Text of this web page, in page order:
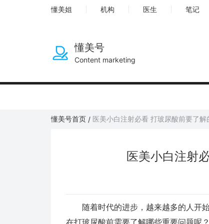
懂美姐 机构 医生 笔记
懂美号
Content marketing
懂美号首页 / 医美小白注射必看 打玻尿酸前要了解
医美小白注射
随着时代的进步，越来越多的人开始
在打玻尿酸前需要了解哪些重要问题呢？